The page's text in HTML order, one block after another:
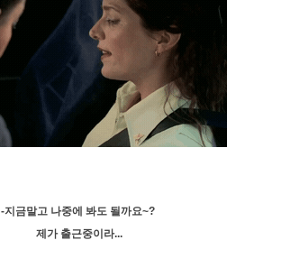
-지금말고 나중에 봐도 될까요~?
제가 출근중이라...